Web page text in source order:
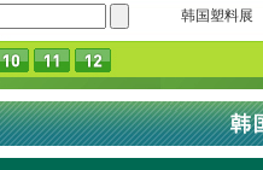
韩国塑料展